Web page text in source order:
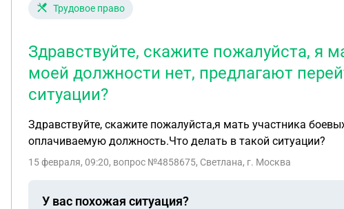
Трудовое право
Здравствуйте, скажите пожалуйста, я
моей должности нет, предлагают
ситуации?
Здравствуйте, скажите пожалуйста,я мать участника
оплачиваемую должность.Что делать в такой ситуации?
15 февраля, 09:20, вопрос №4858675, Светлана, г. Москва
У вас похожая ситуация?